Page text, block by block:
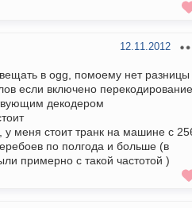
12.11.2012
в ogg, помоему нет разницы
если включено
декодером
у меня стоит транк на машине с
по полгода и больше (в
примерно с такой частотой )